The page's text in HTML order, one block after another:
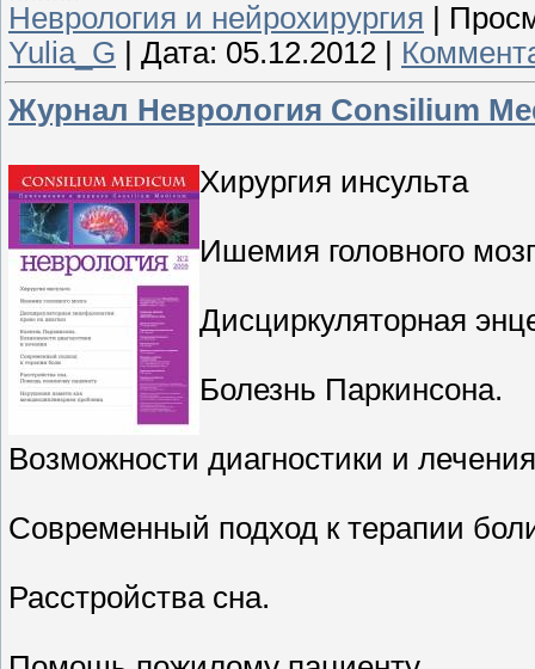
Неврология и нейрохирургия
Yulia_G
Дата: 05.12.2012
Журнал Неврология Consilium
Хирургия инсульта
Ишемия головного
Дисциркуляторная
Болезнь Паркинсона.
Возможности диагностики и лечения
Современный подход к терапии
Расстройства сна.